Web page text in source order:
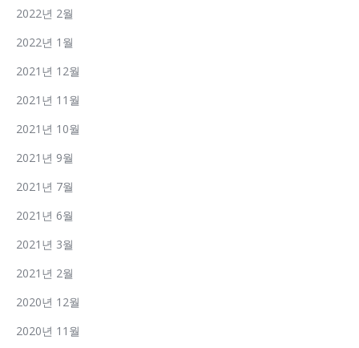
2022년 2월
2022년 1월
2021년 12월
2021년 11월
2021년 10월
2021년 9월
2021년 7월
2021년 6월
2021년 3월
2021년 2월
2020년 12월
2020년 11월